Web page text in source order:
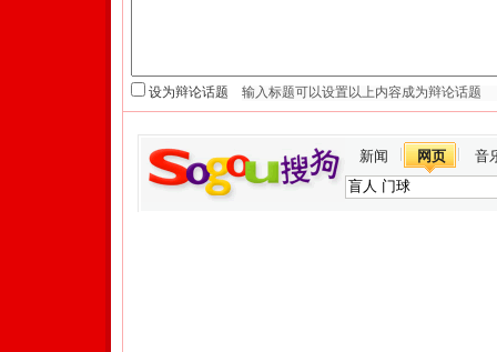
设为辩论话题
新闻 网页 音